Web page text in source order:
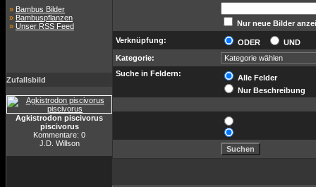
» Bambus Bilder
» Bambuspflanzen
» Unser RSS Feed
Zufallsbild
Agkistrodon piscivorus
piscivorus
Kommentare: 0
J.D. Willson
Nur neue Bilder
Verknüpfung:
ODER
UND
Kategorie:
Suche in Feldern:
Alle Felder
Nur Beschreibung